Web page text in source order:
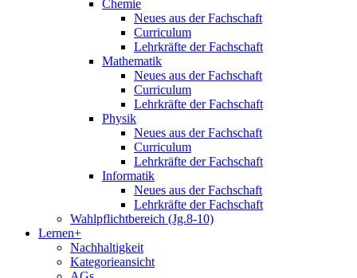
Chemie
Neues aus der Fachschaft
Curriculum
Lehrkräfte der Fachschaft
Mathematik
Neues aus der Fachschaft
Curriculum
Lehrkräfte der Fachschaft
Physik
Neues aus der Fachschaft
Curriculum
Lehrkräfte der Fachschaft
Informatik
Neues aus der Fachschaft
Lehrkräfte der Fachschaft
Wahlpflichtbereich (Jg.8-10)
Lernen+
Nachhaltigkeit
Kategorieansicht